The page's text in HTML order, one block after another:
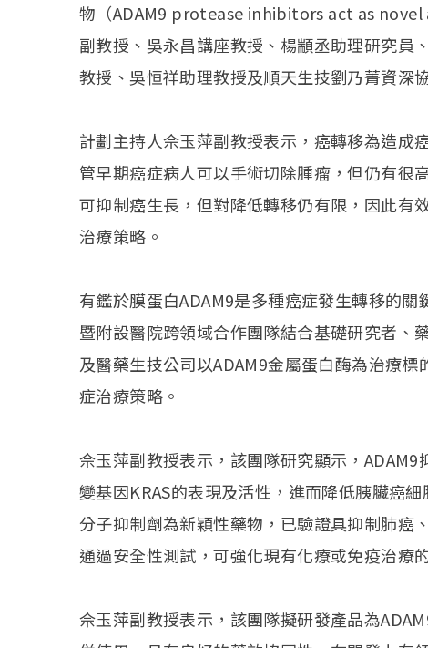
物（ADAM9 protease inhibitors act as
副教授、吳永昌講座教授、楊顓丞助理研究員
教授、吳恒祥助理教授及順天生技劉乃菁資深
計劃主持人佘玉萍副教授表示，癌轉移為造成
管早期癌症病人可以手術切除腫瘤，但仍有很
可抑制癌生長，但對降低轉移仍有限，因此有
治療策略。
有鑑於膜蛋白ADAM9是多種癌症發生轉移的
暨附設醫院跨領域合作團隊結合基礎研究者、
及醫藥生技公司以ADAM9金屬蛋白酶為治療
症治療策略。
佘玉萍副教授表示，該團隊研究顯示，
變基因KRAS的表現及活性，進而降低胰臟癌
分子抑制劑為新穎性藥物，已驗證具抑制肺癌
通過安全性測試，可強化現有化療或免疫治療
佘玉萍副教授表示，該團隊擬研發產品為